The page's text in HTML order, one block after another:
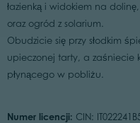
łazienką i widokiem na
oraz ogród z solarium.
Obudzicie się przy słodkim
upieczonej tarty, a zaśniecie
płynącego w pobliżu.
Numer licencji: CIN: